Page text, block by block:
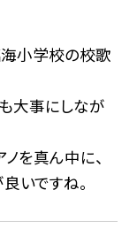
小学校の校歌
大事にしなが
を真ん中に、
いですね。